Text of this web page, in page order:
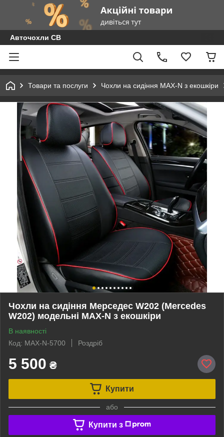
Авточохли СВ
Товари та послуги Чохли на сидіння MAX-N з екошкіри
Чохли на сидіння Мерседес W202 (Mercedes
W202) модельні MAX-N з екошкіри
В наявності
Код: MAX-N-5700
Роздріб
5 500 ₴
Купити
або
Купити з